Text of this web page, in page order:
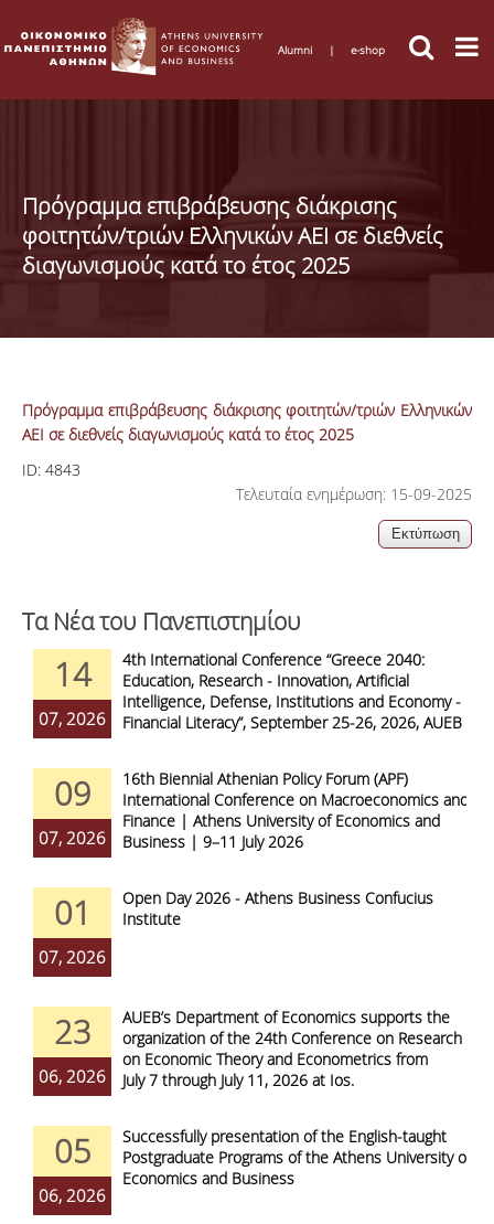
Alumni | e-shop
Πρόγραμμα επιβράβευσης διάκρισης
φοιτητών/τριών Ελληνικών ΑΕΙ σε διεθνείς
διαγωνισμούς κατά το έτος 2025
Πρόγραμμα επιβράβευσης διάκρισης φοιτητών/τριών Ελληνικών
ΑΕΙ σε διεθνείς διαγωνισμούς κατά το έτος 2025
ID: 4843
Τελευταία ενημέρωση: 15-09-2025
Τα Νέα του Πανεπιστημίου
14
07, 2026
4th International Conference “Greece 2040:
Education, Research - Innovation, Artificial
Intelligence, Defense, Institutions and Economy -
Financial Literacy”, September 25-26, 2026, AUEB
09
07, 2026
16th Biennial Athenian Policy Forum (APF)
International Conference on Macroeconomics and
Finance | Athens University of Economics and
Business | 9–11 July 2026
01
07, 2026
Open Day 2026 - Athens Business Confucius
Institute
23
06, 2026
AUEB’s Department of Economics supports the
organization of the 24th Conference on Research
on Economic Theory and Econometrics from
July 7 through July 11, 2026 at Ios.
05
06, 2026
Successfully presentation of the English-taught
Postgraduate Programs of the Athens University of
Economics and Business